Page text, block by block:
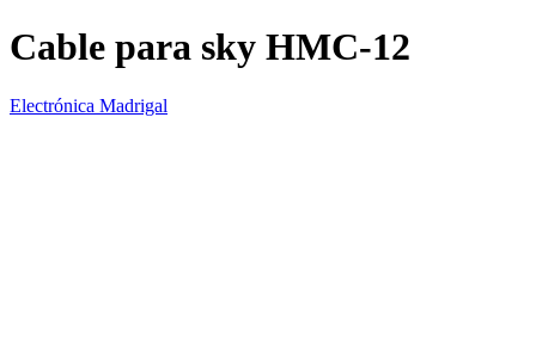
Cable para sky HMC-12
Electrónica Madrigal